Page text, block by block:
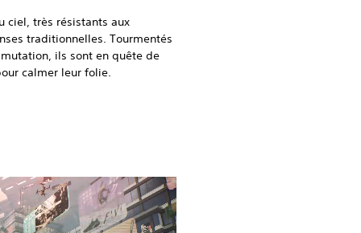
ciel, très résistants aux
traditionnelles. Tourmentés
ils sont en quête de
calmer leur folie.